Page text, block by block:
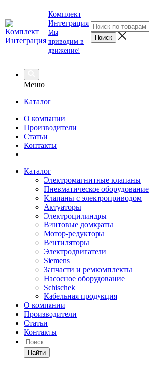
Комплект
Интеграция
Мы
приводим в
движение!
Меню
Каталог
О компании
Производители
Статьи
Контакты
Каталог
Электромагнитные клапаны
Пневматическое оборудование
Клапаны с электроприводом
Актуаторы
Электроцилиндры
Винтовые домкраты
Мотор-редукторы
Вентиляторы
Электродвигатели
Siemens
Запчасти и ремкомплекты
Насосное оборудование
Schischek
Кабельная продукция
О компании
Производители
Статьи
Контакты
Найти